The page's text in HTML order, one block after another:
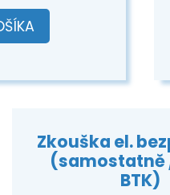
Zkouška el.
(samostatně
BTK)